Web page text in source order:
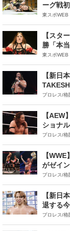
ーグ戦
東スポ
【スタ
勝「本
東スポ
【新日
プロレス/
【
ショナ
プロレス/
【
がゼイ
プロレス/
【新日
退する
プロレス/